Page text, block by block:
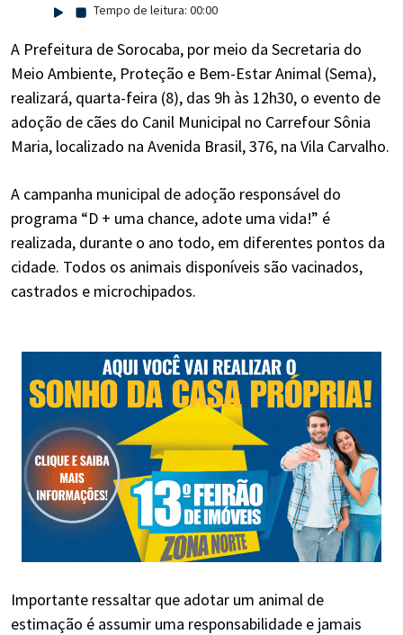
Tempo de leitura: 00:00
A Prefeitura de Sorocaba, por meio da Secretaria do
Meio Ambiente, Proteção e Bem-Estar Animal (Sema),
realizará, quarta-feira (8), das 9h às 12h30, o evento de
adoção de cães do Canil Municipal no Carrefour Sônia
Maria, localizado na Avenida Brasil, 376, na Vila Carvalho.
A campanha municipal de adoção responsável do
programa “D + uma chance, adote uma vida!” é
realizada, durante o ano todo, em diferentes pontos da
cidade. Todos os animais disponíveis são vacinados,
castrados e microchipados.
Importante ressaltar que adotar um animal de
estimação é assumir uma responsabilidade e jamais